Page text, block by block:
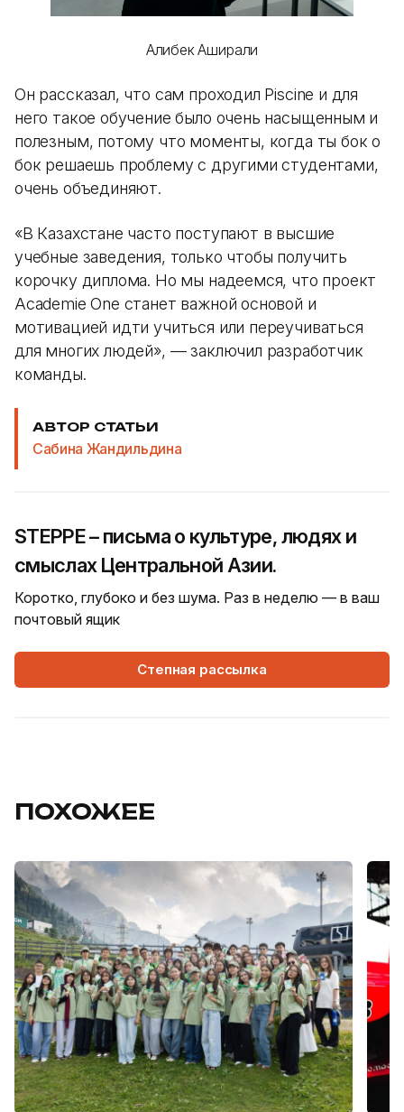
Алибек Аширали
Он рассказал, что сам проходил Piscine и для
него такое обучение было очень насыщенным и
полезным, потому что моменты, когда ты бок о
бок решаешь проблему с другими студентами,
очень объединяют.
«В Казахстане часто поступают в высшие
учебные заведения, только чтобы получить
корочку диплома. Но мы надеемся, что проект
Academie One станет важной основой и
мотивацией идти учиться или переучиваться
для многих людей», — заключил разработчик
команды.
АВТОР СТАТЬИ
Сабина Жандильдина
STEPPE – письма о культуре, людях и
смыслах Центральной Азии.
Коротко, глубоко и без шума. Раз в неделю — в ваш
почтовый ящик
Степная рассылка
ПОХОЖЕЕ